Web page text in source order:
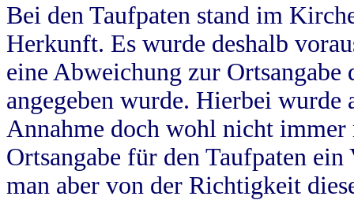
Bei den Taufpaten stand im
Herkunft. Es wurde deshalb
eine Abweichung zur
angegeben wurde. Hierbei wurde
Annahme doch wohl nicht
Ortsangabe für den Taufpaten
man aber von der Richtigkeit